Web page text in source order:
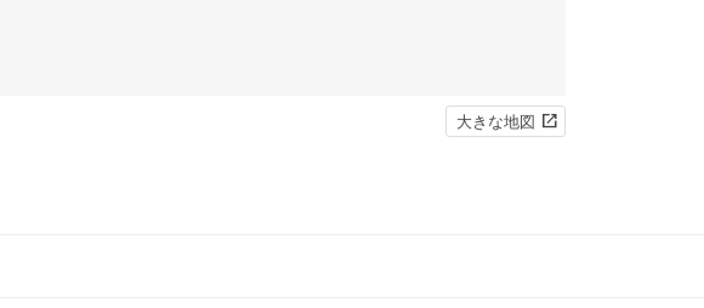
大きな地図